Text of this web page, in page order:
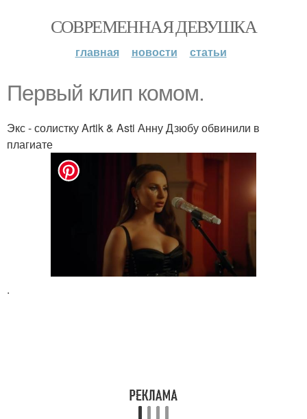
СОВРЕМЕННАЯ ДЕВУШКА
главная новости статьи
Первый клип комом.
Экс - солистку Artik & Asti Анну Дзюбу обвинили в
плагиате
.